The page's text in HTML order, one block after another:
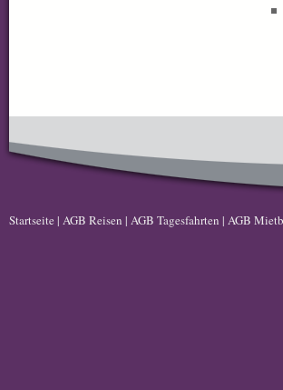
Startseite | AGB Reisen | AGB Tagesfahrten | AGB